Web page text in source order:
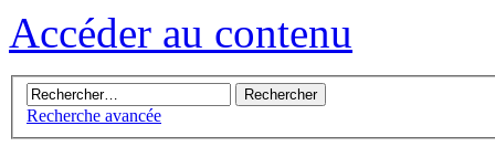
Accéder au contenu
Recherche avancée